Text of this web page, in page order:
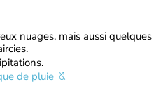
nuages, mais aussi quelques
de pluie